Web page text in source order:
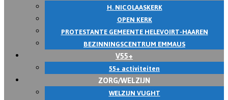
H. NICOLAASKERK
OPEN KERK
PROTESTANTE GEMEENTE HELEVOIRT-HAAREN
BEZINNINGSCENTRUM EMMAUS
V55+
55+ activiteiten
ZORG/WELZIJN
WELZIJN VUGHT